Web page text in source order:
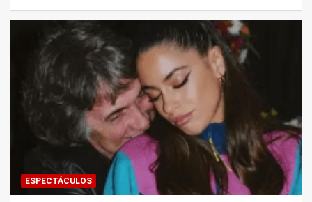
ESPECTÁCULOS